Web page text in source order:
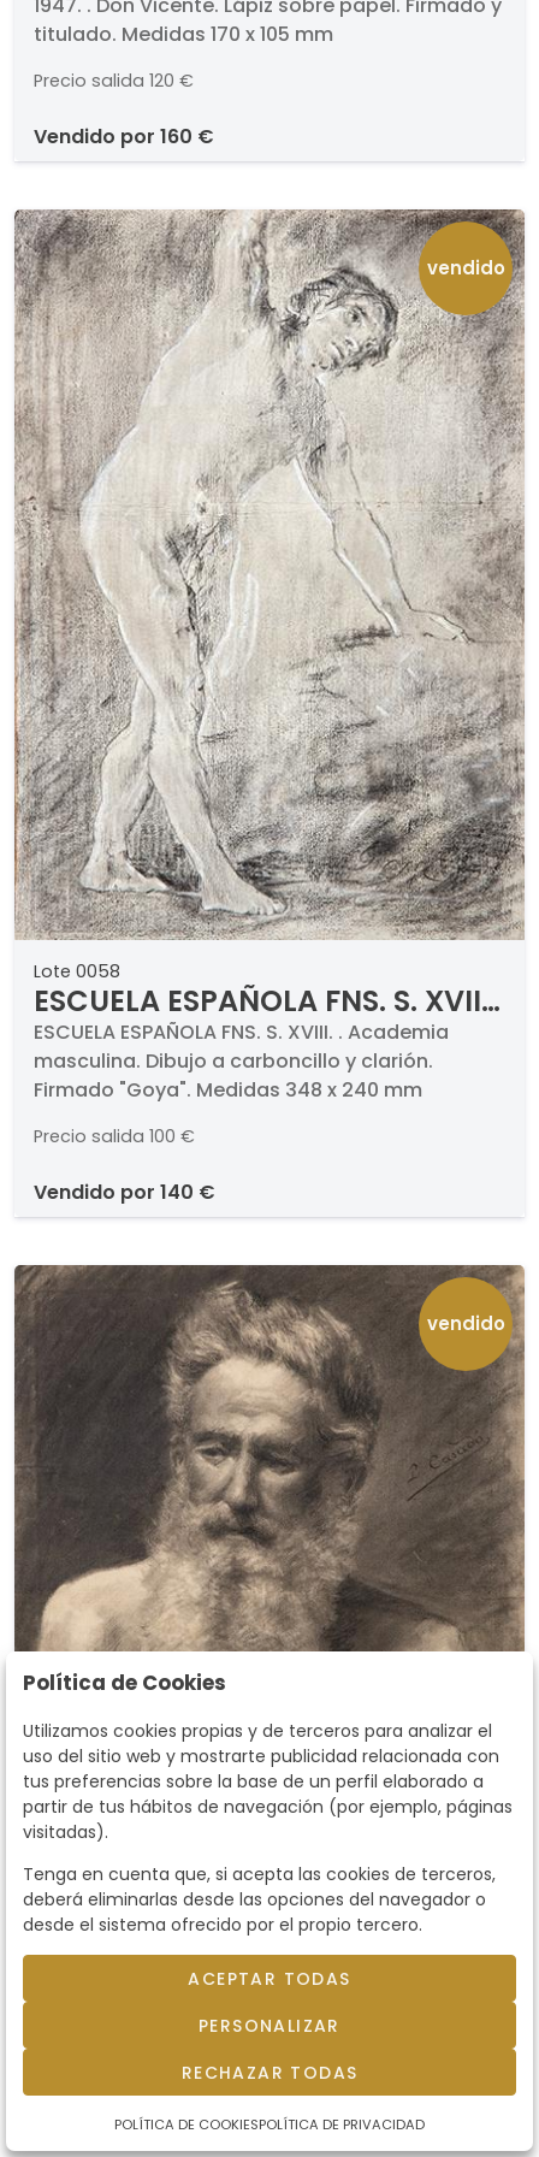
titulado. Medidas 170 x 105 mm
Precio salida 120 €
vendido por 160 €
vendido
Lote 0058
ESCUELA ESPAÑOLA FNS. S. XVIII
- Academia masculina
ESCUELA ESPAÑOLA FNS. S. XVIII. . Academia
masculina. Dibujo a carboncillo y clarión.
Firmado "Goya". Medidas 348 x 240 mm
Precio salida 100 €
vendido por 140 €
vendido
Lote 0059
ESCUELA ESPAÑOLA S. XIX -
Estudio de anciano
ESCUELA ESPAÑOLA S. XIX. . Estudio de anciano.
Dibujo a carboncillo. Firmado "L. Casado".
vendido por
Política de Cookies
Utilizamos cookies propias y de terceros para analizar el
uso del sitio web y mostrarte publicidad relacionada con
tus preferencias sobre la base de un perfil elaborado a
partir de tus hábitos de navegación (por ejemplo, páginas
visitadas).
Tenga en cuenta que, si acepta las cookies de terceros,
deberá eliminarlas desde las opciones del navegador o
desde el sistema ofrecido por el propio tercero.
ACEPTAR TODAS
PERSONALIZAR
RECHAZAR TODAS
POLÍTICA DE COOKIESPOLÍTICA DE PRIVACIDAD